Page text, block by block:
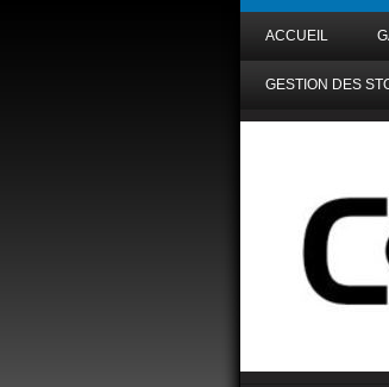
ACCUEIL
GESTION DES